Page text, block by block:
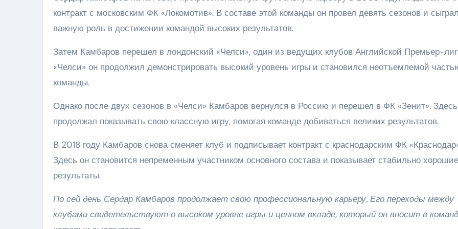
контракт с московским ФК «Локомотив». В составе этой команды он провел девять сезонов и сыграл
важную роль в достижении командой высоких результатов.
Затем Камбаров перешел в лондонский «Челси», один из ведущих клубов Английской Премьер-
«Челси» он продолжил демонстрировать высокий уровень игры и становился неотъемлемой
команды.
Однако после двух сезонов в «Челси» Камбаров вернулся в Россию и перешел в ФК «Зенит».
продолжал показывать свою классную игру, помогая команде добиваться великих результатов.
В 2018 году Камбаров снова сменяет клуб и подписывает контракт с краснодарским ФК
Здесь он становится непременным участником основного состава и показывает стабильно хорошие
результаты.
По сей день Сердар Камбаров продолжает свою профессиональную карьеру. Его переходы между
клубами свидетельствуют о высоком уровне игры и ценном вкладе, который он вносит в